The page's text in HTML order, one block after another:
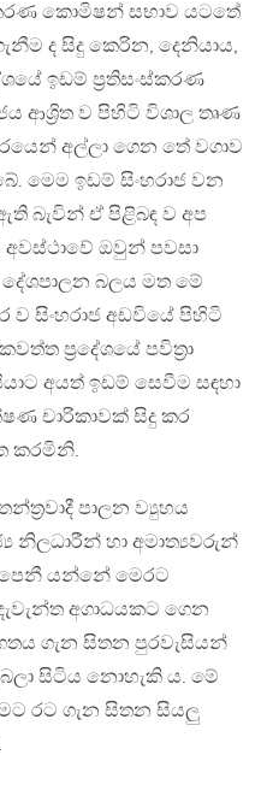
කොමිෂන් සභාව යටතේ
ද සිදු කෙරින, දෙනියාය,
ඉඩම් ප්‍රතිසංස්කරණ
ආශ්‍රිත ව පිහිටි විශාල තෘණ
අල්ලා ගෙන තේ වගාව
මෙම ඉඩම් සිංහරාජ වන
බැවින් ඒ පිළිබඳ ව අප
ඔවුන් පවසා
බලය මත මේ
ව සිංහරාජ අඩවියේ පිහිටි
ප්‍රදේශයේ පවිත්‍රා
අයත් ඉඩම් සෙවීම සඳහා
චාරිකාවක් සිදු කර
කරමිනි.
පාලන ව්‍යුහය
නිලධාරීන් හා අමාත්‍යවරුන්
පෙනී යන්නේ මෙරට
අගාධයකට ගෙන
ගැන සිතන පුරවැසියන්
සිටිය නොහැකි ය. මේ
රට ගැන සිතන සියලු